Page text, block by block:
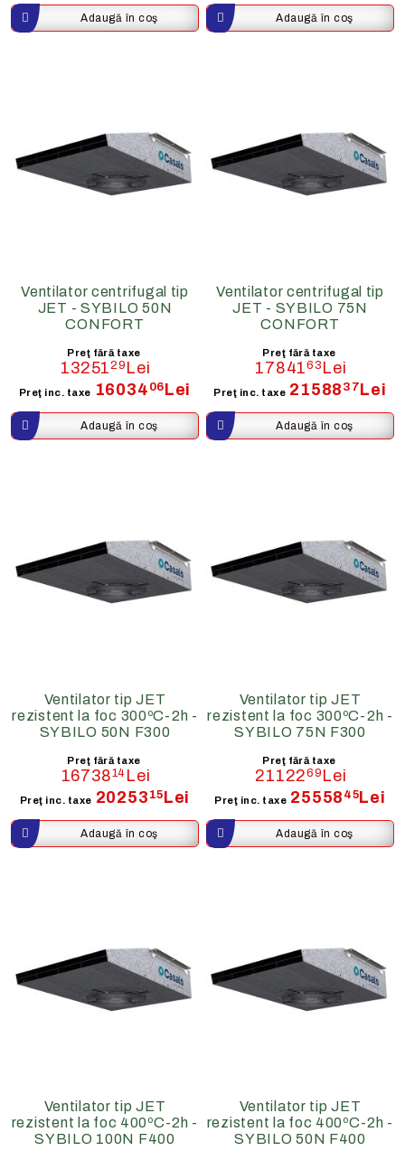
Ventilator centrifugal tip
JET - SYBILO 50N
CONFORT
Preţ fără taxe
1325129 Lei
Preţ inc. taxe 16034 06Lei
Ventilator centrifugal tip
JET - SYBILO 75N
CONFORT
Preţ fără taxe
1784163 Lei
Preţ inc. taxe 21588 37Lei
Ventilator tip JET
rezistent la foc 300ºC-2h -
SYBILO 50N F300
Preţ fără taxe
1673814 Lei
Preţ inc. taxe 20253 15Lei
Ventilator tip JET
rezistent la foc 300ºC-2h -
SYBILO 75N F300
Preţ fără taxe
2112269 Lei
Preţ inc. taxe 25558 45Lei
Ventilator tip JET
rezistent la foc 400ºC-2h -
SYBILO 100N F400
Ventilator tip JET
rezistent la foc 400ºC-2h -
SYBILO 50N F400